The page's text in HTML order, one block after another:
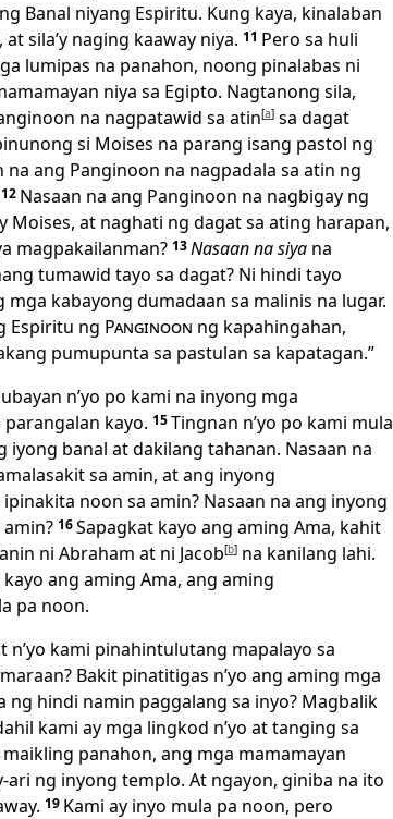
Banal niyang Espiritu. Kung kaya, kinalaban
silaʼy naging kaaway niya. 11 Pero sa huli
lumipas na panahon, noong pinalabas ni
niya sa Egipto. Nagtanong sila,
na nagpatawid sa atin[a] sa dagat
si Moises na parang isang pastol ng
na ang Panginoon na nagpadala sa atin ng
12 Nasaan na ang Panginoon na nagbigay ng
Moises, at naghati ng dagat sa ating harapan,
magpakailanman? 13Nasaan na siya na
tumawid tayo sa dagat? Ni hindi tayo
kabayong dumadaan sa malinis na lugar.
Espiritu ng Panginoon ng kapahingahan,
pumupunta sa pastulan sa kapatagan.”
nʼyo po kami na inyong mga
kayo. 15Tingnan nʼyo po kami mula
iyong banal at dakilang tahanan. Nasaan na
sa amin, at ang inyong
noon sa amin? Nasaan na ang inyong
16Sapagkat kayo ang aming Ama, kahit
ni Abraham at ni Jacob[b] na kanilang lahi.
kayo ang aming Ama, ang aming
pa noon.
nʼyo kami pinahintulutang mapalayo sa
Bakit pinatitigas nʼyo ang aming mga
ng hindi namin paggalang sa inyo? Magbalik
kami ay mga lingkod nʼyo at tanging sa
maikling panahon, ang mga mamamayan
ari ng inyong templo. At ngayon, giniba na ito
19 Kami ay inyo mula pa noon, pero